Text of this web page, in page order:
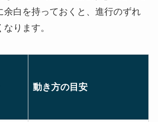
余白を持っておくと、進行のずれ
ります。
動き方の目安